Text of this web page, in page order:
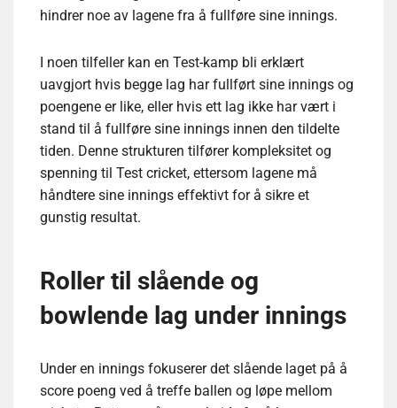
hindrer noe av lagene fra å fullføre sine innings.
I noen tilfeller kan en Test-kamp bli erklært
uavgjort hvis begge lag har fullført sine innings og
poengene er like, eller hvis ett lag ikke har vært i
stand til å fullføre sine innings innen den tildelte
tiden. Denne strukturen tilfører kompleksitet og
spenning til Test cricket, ettersom lagene må
håndtere sine innings effektivt for å sikre et
gunstig resultat.
Roller til slående og
bowlende lag under innings
Under en innings fokuserer det slående laget på å
score poeng ved å treffe ballen og løpe mellom